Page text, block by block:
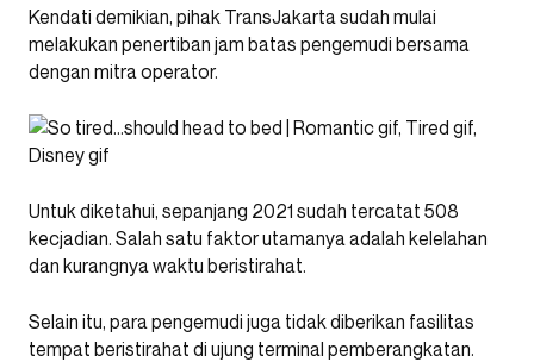
Kendati demikian, pihak TransJakarta sudah mulai
melakukan penertiban jam batas pengemudi bersama
dengan mitra operator.
Untuk diketahui, sepanjang 2021 sudah tercatat 508
kecjadian. Salah satu faktor utamanya adalah kelelahan
dan kurangnya waktu beristirahat.
Selain itu, para pengemudi juga tidak diberikan fasilitas
tempat beristirahat di ujung terminal pemberangkatan.